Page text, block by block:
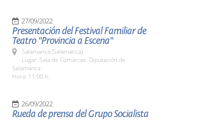
27/09/2022
Presentación del Festival Familiar de
Teatro "Provincia a Escena"
Salamanca (Salamanca)
Lugar: Sala de Comarcas. Diputación de
Salamanca
Hora: 11:00 h.
26/09/2022
Rueda de prensa del Grupo Socialista